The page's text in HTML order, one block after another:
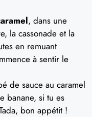
, dans une
la cassonade et la
en remuant
à sentir le
de sauce au caramel
banane, si tu es
bon appétit !